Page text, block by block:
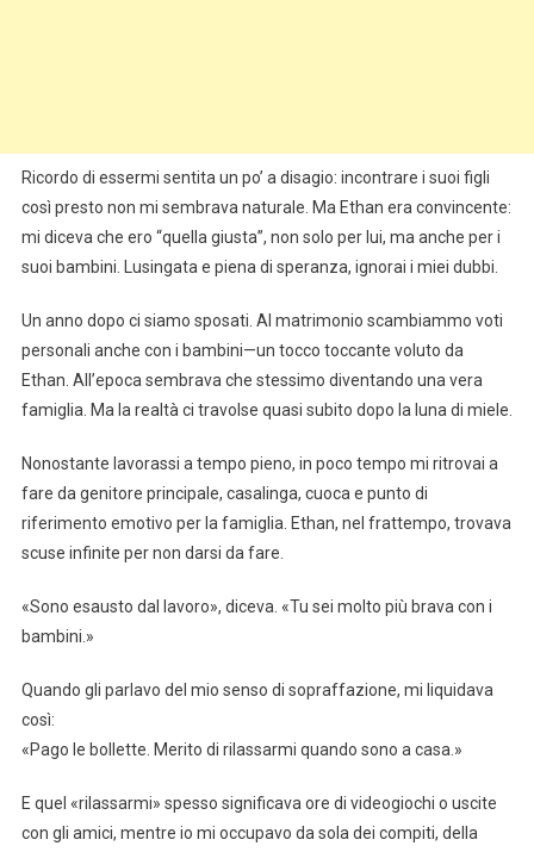
Ricordo di essermi sentita un po’ a disagio: incontrare i suoi figli
così presto non mi sembrava naturale. Ma Ethan era convincente:
mi diceva che ero “quella giusta”, non solo per lui, ma anche per i
suoi bambini. Lusingata e piena di speranza, ignorai i miei dubbi.
Un anno dopo ci siamo sposati. Al matrimonio scambiammo voti
personali anche con i bambini—un tocco toccante voluto da
Ethan. All’epoca sembrava che stessimo diventando una vera
famiglia. Ma la realtà ci travolse quasi subito dopo la luna di miele.
Nonostante lavorassi a tempo pieno, in poco tempo mi ritrovai a
fare da genitore principale, casalinga, cuoca e punto di
riferimento emotivo per la famiglia. Ethan, nel frattempo, trovava
scuse infinite per non darsi da fare.
«Sono esausto dal lavoro», diceva. «Tu sei molto più brava con i
bambini.»
Quando gli parlavo del mio senso di sopraffazione, mi liquidava
così:
«Pago le bollette. Merito di rilassarmi quando sono a casa.»
E quel «rilassarmi» spesso significava ore di videogiochi o uscite
con gli amici, mentre io mi occupavo da sola dei compiti, della